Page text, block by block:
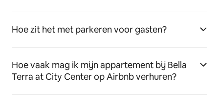
Hoe zit het met parkeren voor gasten?
Hoe vaak mag ik mijn appartement bij Bella
Terra at City Center op Airbnb verhuren?